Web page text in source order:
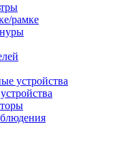
рамке
устройства